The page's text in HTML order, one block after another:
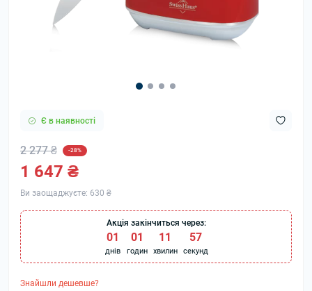
Є в наявності
2 277 ₴ -28%
1 647 ₴
Ви заощаджуєте: 630 ₴
Акція закінчиться через:
01
днів
01
годин
11
хвилин
56
секунд
Знайшли дешевше?